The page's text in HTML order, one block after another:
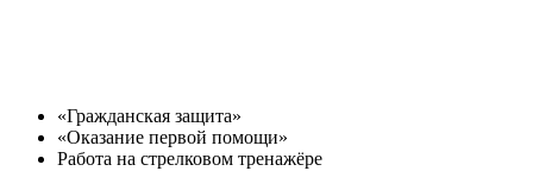
«Гражданская защита»
«Оказание первой помощи»
Работа на стрелковом тренажёре